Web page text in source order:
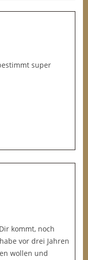
super
kommt, noch
vor drei Jahren
wollen und